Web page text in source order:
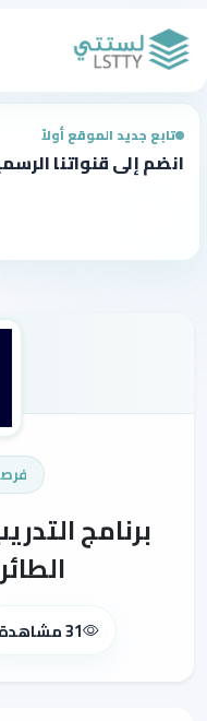
تابع جديد الموقع أولاً
انضم إلى قنواتنا
برنامج
31 مشاهدة